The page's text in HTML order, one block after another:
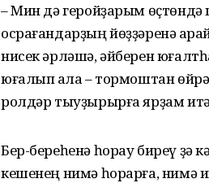
– Мин дә геройҙарым
осрағандарҙың йөҙҙәренә
нисек әрләшә, әйберен
юғалып ҡала – тормоштан
ролдәр тыуҙырырға ярҙам
Бер-береһенә һорау биреү ҙә
кешенең нимә һорарға, нимә